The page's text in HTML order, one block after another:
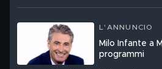
L'ANNUNCIO
Milo Infante a
programmi